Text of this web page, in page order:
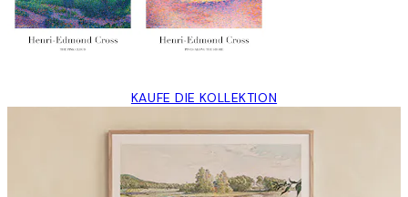
KAUFE DIE KOLLEKTION